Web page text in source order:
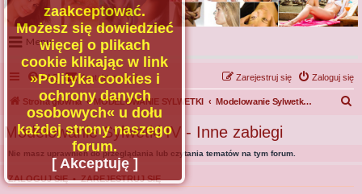
Menu
Portal
Facebook
Regulamin
Zapytaj administratora
Kontakt
FAQ Kontakt z nami Zaloguj się
Zarejestruj się
Strona główna MODELOWANIE SYLWETKI Modelowanie Sylwetki IV - Inne zabiegi
Modelowanie Sylwetki IV - Inne zabiegi
Nie masz uprawnień do przeglądania lub czytania tematów na tym forum.
ZALOGUJ SIĘ•ZAREJESTRUJ SIĘ
zaakceptować.
Możesz się dowiedzieć
więcej o plikach
cookie klikając w link
»Polityka cookies i
ochrony danych
osobowych« u dołu
każdej strony naszego
forum.
[ Akceptuję ]